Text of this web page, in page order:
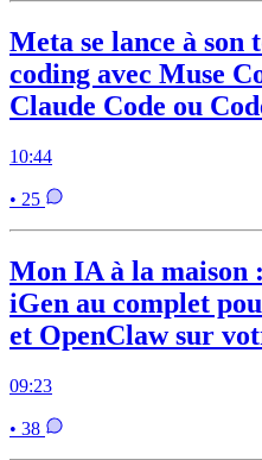
Meta se lance à son
coding avec Muse
Claude Code ou
10:44
• 25
Mon IA à la maison
iGen au complet
et OpenClaw sur
09:23
• 38